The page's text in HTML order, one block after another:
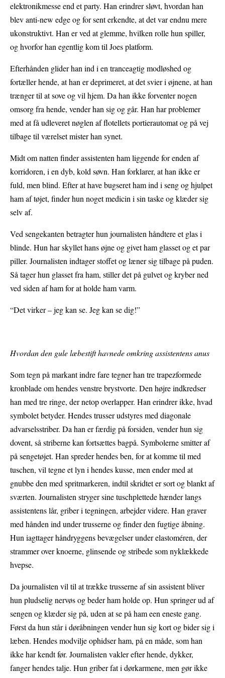
elektronikmesse end et party. Han erindrer sløvt, hvordan han
blev anti-new edge og for sent erkendte, at det var endnu mere
ukonstruktivt. Han er ved at glemme, hvilken rolle hun spiller,
og hvorfor han egentlig kom til Joes platform.
Efterhånden glider han ind i en tranceagtig modløshed og
fortæller hende, at han er deprimeret, at det svier i øjnene, at han
trænger til at sove og vil hjem. Da han ikke forventer nogen
omsorg fra hende, vender han sig og går. Han har problemer
med at få udleveret nøglen af flotellets portierautomat og på vej
tilbage til værelset mister han synet.
Midt om natten finder assistenten ham liggende for enden af
korridoren, i en dyb, kold søvn. Han forklarer, at han ikke er
fuld, men blind. Efter at have bugseret ham ind i seng og hjulpet
ham af tøjet, finder hun noget medicin i sin taske og klæder sig
selv af.
Ved sengekanten betragter hun journalisten håndtere et glas i
blinde. Hun har skyllet hans øjne og givet ham glasset og et par
piller. Journalisten indtager stoffet og læner sig tilbage på puden.
Så tager hun glasset fra ham, stiller det på gulvet og kryber ned
ved siden af ham for at holde ham varm.
“Det virker – jeg kan se. Jeg kan se dig!”
Hvordan den gule læbestift havnede omkring assistentens anus
Som tegn på markant indre fare tegner han tre trapezformede
kronblade om hendes venstre brystvorte. Den højre indkredser
han med tre ringe, der netop overlapper. Han erindrer ikke, hvad
symbolet betyder. Hendes trusser udstyres med diagonale
advarselsstriber. Da han er færdig på forsiden, vender hun sig
dovent, så striberne kan fortsættes bagpå. Symbolerne smitter af
på sengetøjet. Han spreder hendes ben, for at komme til med
tuschen, vil tegne et lyn i hendes kusse, men ender med at
gnubbe den med spritmarkeren, indtil skridtet er sort og blankt af
sværten. Journalisten stryger sine tuschplettede hænder langs
assistentens lår, griber i tegningen, arbejder videre. Han graver
med hånden ind under trusserne og finder den fugtige åbning.
Hun iagttager håndryggens bevægelser under elastoméren, der
strammer over knoerne, glinsende og stribede som nyklækkede
hvepse.
Da journalisten vil til at trække trusserne af sin assistent bliver
hun pludselig nervøs og beder ham holde op. Hun springer ud af
sengen og klæder sig på, uden at se på ham een eneste gang.
Først da hun står i døråbningen vender hun sig kort og bider sig i
læben. Hendes modvilje ophidser ham, på en måde, som han
ikke har kendt før. Journalisten vakler efter hende, dykker,
fanger hendes talje. Hun griber fat i dørkarmene, men gør ikke